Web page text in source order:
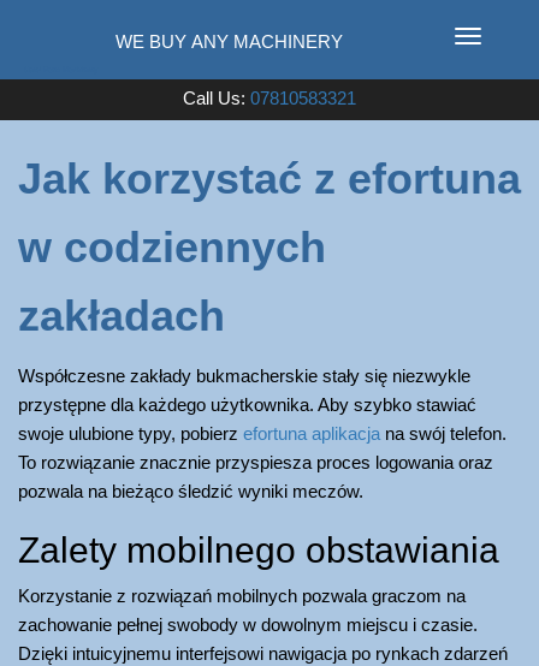
T
g
t
i
o
n
Call Us: 07810583321
Jak korzystać z efortuna
w codziennych
zakładach
Współczesne zakłady bukmacherskie stały się niezwykle
przystępne dla każdego użytkownika. Aby szybko stawiać
swoje ulubione typy, pobierz efortuna aplikacja na swój telefon.
To rozwiązanie znacznie przyspiesza proces logowania oraz
pozwala na bieżąco śledzić wyniki meczów.
Zalety mobilnego obstawiania
Korzystanie z rozwiązań mobilnych pozwala graczom na
zachowanie pełnej swobody w dowolnym miejscu i czasie.
Dzięki intuicyjnemu interfejsowi nawigacja po rynkach zdarzeń